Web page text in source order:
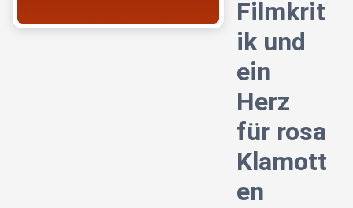
Filmkrit
ik und
ein
Herz
für rosa
Klamott
en